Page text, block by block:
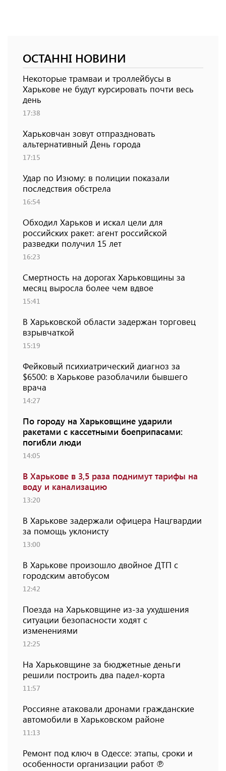
ОСТАННІ НОВИНИ
Некоторые трамваи и троллейбусы в
Харькове не будут курсировать почти весь
день
17:38
Харьковчан зовут отпраздновать
альтернативный День города
17:15
Удар по Изюму: в полиции показали
последствия обстрела
16:54
Обходил Харьков и искал цели для
российских ракет: агент российской
разведки получил 15 лет
16:23
Смертность на дорогах Харьковщины за
месяц выросла более чем вдвое
15:41
В Харьковской области задержан торговец
взрывчаткой
15:19
Фейковый психиатрический диагноз за
$6500: в Харькове разоблачили бывшего
врача
14:27
По городу на Харьковщине ударили
ракетами с кассетными боеприпасами:
погибли люди
14:05
В Харькове в 3,5 раза поднимут тарифы на
воду и канализацию
13:20
В Харькове задержали офицера Нацгвардии
за помощь уклонисту
13:00
В Харькове произошло двойное ДТП с
городским автобусом
12:42
Поезда на Харьковщине из-за ухудшения
ситуации безопасности ходят с
изменениями
12:25
На Харьковщине за бюджетные деньги
решили построить два падел-корта
11:57
Россияне атаковали дронами гражданские
автомобили в Харьковском районе
11:13
Ремонт под ключ в Одессе: этапы, сроки и
особенности организации работ ℗